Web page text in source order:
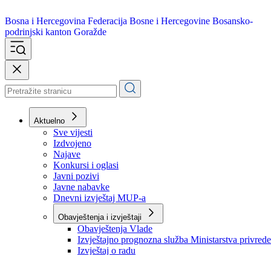
Bosna i Hercegovina
podrinjski kanton Goražde
Aktuelno
Sve vijesti
Izdvojeno
Najave
Konkursi i oglasi
Javni pozivi
Javne nabavke
Dnevni izvještaj MUP-a
Obavještenja i izvještaji